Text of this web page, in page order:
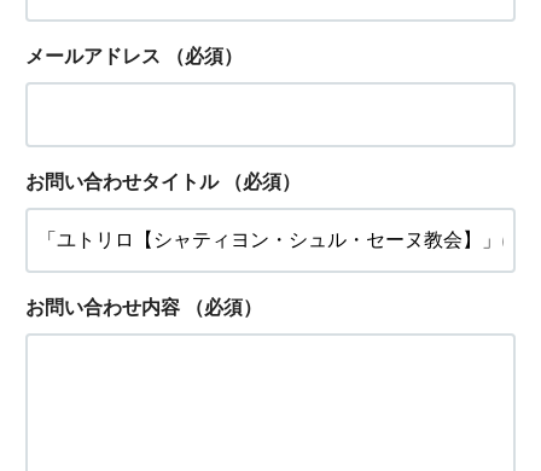
メールアドレス （必須）
お問い合わせタイトル （必須）
お問い合わせ内容 （必須）